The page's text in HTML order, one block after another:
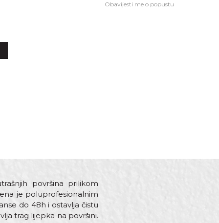
Obavijesti me o popustu
površina prilikom
je poluprofesionalnim
do 48h i ostavlja čistu
trag lijepka na površini.